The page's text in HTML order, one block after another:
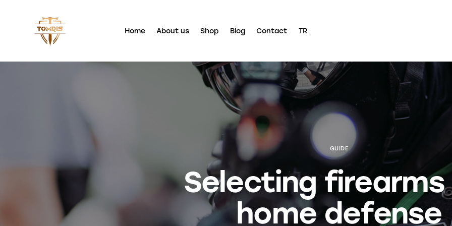
Home About us Shop Blog Contact TR
GUIDE
Selecting
home defense